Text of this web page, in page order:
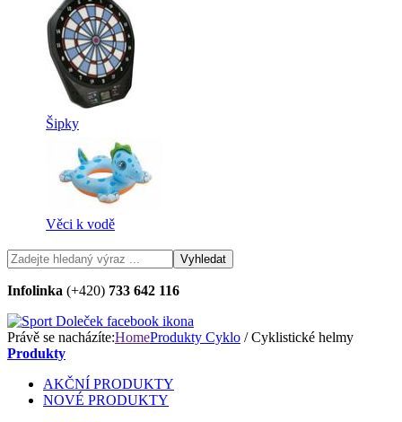
Šipky
Věci k vodě
Infolinka (+420) 733 642 116
Právě se nacházíte:HomeProdukty Cyklo / Cyklistické helmy
Produkty
AKČNÍ PRODUKTY
NOVÉ PRODUKTY